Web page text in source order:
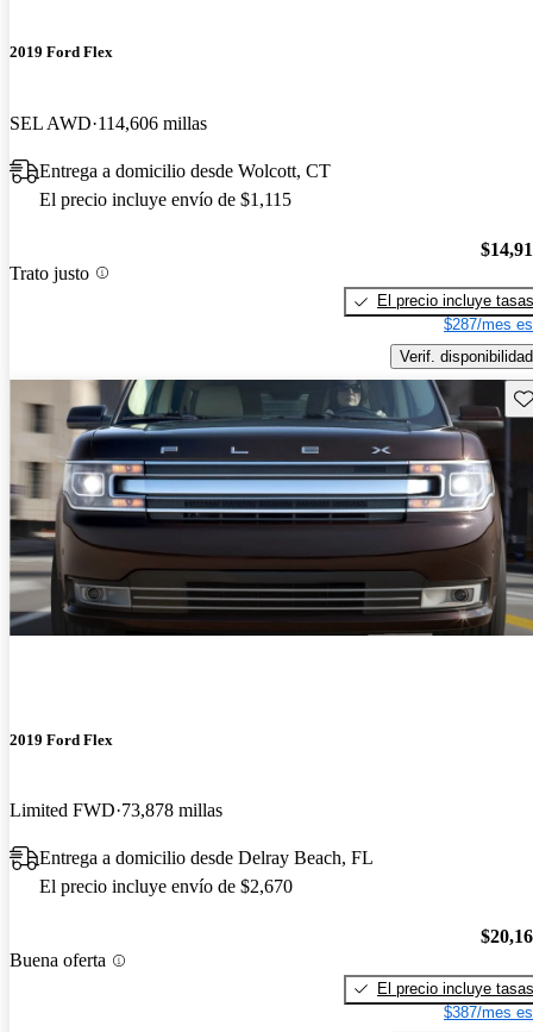
2019 Ford Flex
SEL AWD 114,606 millas
Entrega a domicilio desde Wolcott, CT
El precio incluye envío de $1,115
Trato justo
El precio incluye tasas
$287/mes
Verif. disponibilidad
2019 Ford Flex
Limited FWD 73,878 millas
Entrega a domicilio desde Delray Beach, FL
El precio incluye envío de $2,670
Buena oferta
El precio incluye tasas
$387/mes